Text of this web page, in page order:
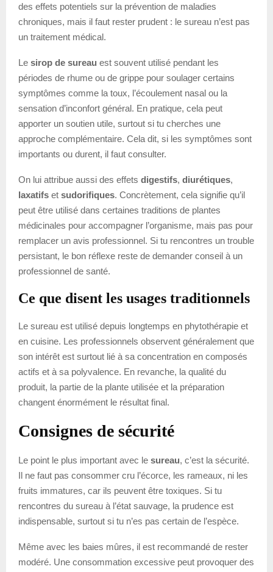
des effets potentiels sur la prévention de maladies
chroniques, mais il faut rester prudent : le sureau n’est pas
un traitement médical.
Le sirop de sureau est souvent utilisé pendant les
périodes de rhume ou de grippe pour soulager certains
symptômes comme la toux, l’écoulement nasal ou la
sensation d’inconfort général. En pratique, cela peut
apporter un soutien utile, surtout si tu cherches une
approche complémentaire. Cela dit, si les symptômes sont
importants ou durent, il faut consulter.
On lui attribue aussi des effets digestifs, diurétiques,
laxatifs et sudorifiques. Concrètement, cela signifie qu’il
peut être utilisé dans certaines traditions de plantes
médicinales pour accompagner l’organisme, mais pas pour
remplacer un avis professionnel. Si tu rencontres un trouble
persistant, le bon réflexe reste de demander conseil à un
professionnel de santé.
Ce que disent les usages traditionnels
Le sureau est utilisé depuis longtemps en phytothérapie et
en cuisine. Les professionnels observent généralement que
son intérêt est surtout lié à sa concentration en composés
actifs et à sa polyvalence. En revanche, la qualité du
produit, la partie de la plante utilisée et la préparation
changent énormément le résultat final.
Consignes de sécurité
Le point le plus important avec le sureau, c’est la sécurité.
Il ne faut pas consommer cru l’écorce, les rameaux, ni les
fruits immatures, car ils peuvent être toxiques. Si tu
rencontres du sureau à l’état sauvage, la prudence est
indispensable, surtout si tu n’es pas certain de l’espèce.
Même avec les baies mûres, il est recommandé de rester
modéré. Une consommation excessive peut provoquer des